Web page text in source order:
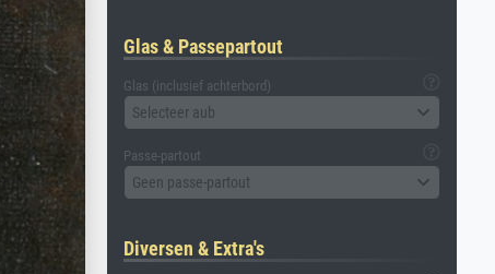
Glas & Passepartout
Glas (inclusief achterbord)
Selecteer aub
Passe-partout
Geen passe-partout
Diversen & Extra's